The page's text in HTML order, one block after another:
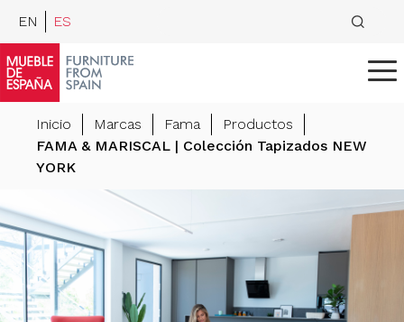
EN ES
Inicio Marcas Fama
Productos
FAMA & MARISCAL | Colección Tapizados NEW
YORK